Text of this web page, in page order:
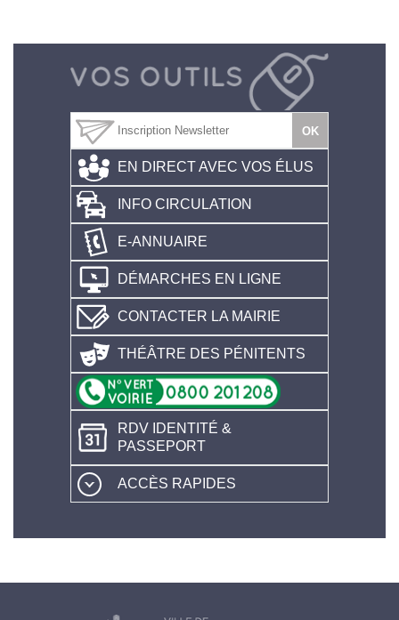
EN DIRECT AVEC VOS ÉLUS
INFO CIRCULATION
E-ANNUAIRE
DÉMARCHES EN LIGNE
CONTACTER LA MAIRIE
THÉÂTRE DES PÉNITENTS
RDV IDENTITÉ &
PASSEPORT
ACCÈS RAPIDES